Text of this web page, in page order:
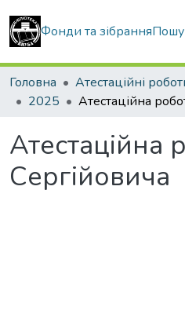
Фонди та зібрання
Головна
2025
Атестаційна
Сергійовича